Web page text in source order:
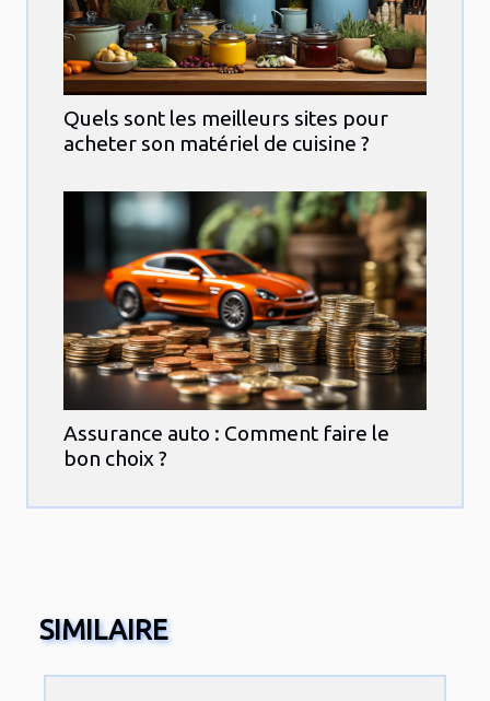
Quels sont les meilleurs sites pour
acheter son matériel de cuisine ?
Assurance auto : Comment faire le
bon choix ?
SIMILAIRE